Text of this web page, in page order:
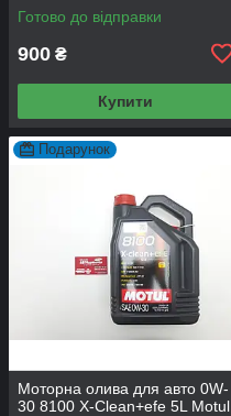
Готово до відправки
900 ₴
Купити
Подарунок
Моторна олива для авто 0W-
30 8100 X-Сlean+efe 5L Motul